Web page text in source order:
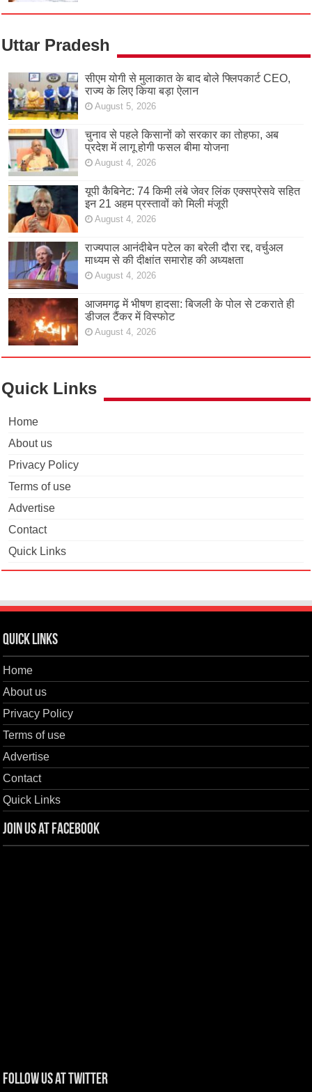
Uttar Pradesh
सीएम योगी से मुलाकात के बाद बोले फ्लिपकार्ट CEO,
राज्य के लिए किया बड़ा ऐलान
August 5, 2026
चुनाव से पहले किसानों को सरकार का तोहफा, अब
प्रदेश में लागू होगी फसल बीमा योजना
August 4, 2026
यूपी कैबिनेट: 74 किमी लंबे जेवर लिंक एक्सप्रेसवे सहित
इन 21 अहम प्रस्तावों को मिली मंजूरी
August 4, 2026
राज्यपाल आनंदीबेन पटेल का बरेली दौरा रद्द, वर्चुअल
माध्यम से की दीक्षांत समारोह की अध्यक्षता
August 4, 2026
आजमगढ़ में भीषण हादसा: बिजली के पोल से टकराते ही
डीजल टैंकर में विस्फोट
August 4, 2026
Quick Links
Home
About us
Privacy Policy
Terms of use
Advertise
Contact
Quick Links
Quick Links
Home
About us
Privacy Policy
Terms of use
Advertise
Contact
Quick Links
Join us at Facebook
Follow us at Twitter